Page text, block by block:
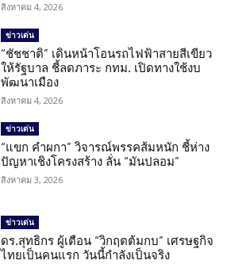
สิงหาคม 4, 2026
ข่าวเด่น
“ชัชชาติ” เดินหน้าโอนรถไฟฟ้าสายสีเขียว
ให้รัฐบาล ชี้ลดภาระ กทม. เปิดทางใช้งบ
พัฒนาเมือง
สิงหาคม 4, 2026
ข่าวเด่น
“แขก คำผกา” วิจารณ์พรรคส้มหนัก ชี้ห่าง
ปัญหาเชิงโครงสร้าง ลั่น “มันปลอม”
สิงหาคม 3, 2026
ข่าวเด่น
ดร.สุทธิกร ผู้เตือน “วิกฤตต้มกบ” เศรษฐกิจ
ไทยเป็นคนแรก วันนี้กำลังเป็นจริง